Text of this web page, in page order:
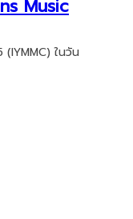
Music
ในวัน